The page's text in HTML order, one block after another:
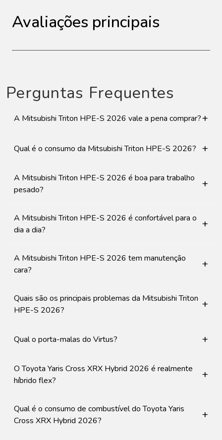
Avaliações principais
Perguntas Frequentes
A Mitsubishi Triton HPE-S 2026 vale a pena comprar?+
Qual é o consumo da Mitsubishi Triton HPE-S 2026? +
A Mitsubishi Triton HPE-S 2026 é boa para trabalho
pesado?
+
A Mitsubishi Triton HPE-S 2026 é confortável para o
dia a dia?
+
A Mitsubishi Triton HPE-S 2026 tem manutenção
cara?
+
Quais são os principais problemas da Mitsubishi Triton
HPE-S 2026?
+
Qual o porta-malas do Virtus? +
O Toyota Yaris Cross XRX Hybrid 2026 é realmente
híbrido flex?
+
Qual é o consumo de combustível do Toyota Yaris
Cross XRX Hybrid 2026?
+